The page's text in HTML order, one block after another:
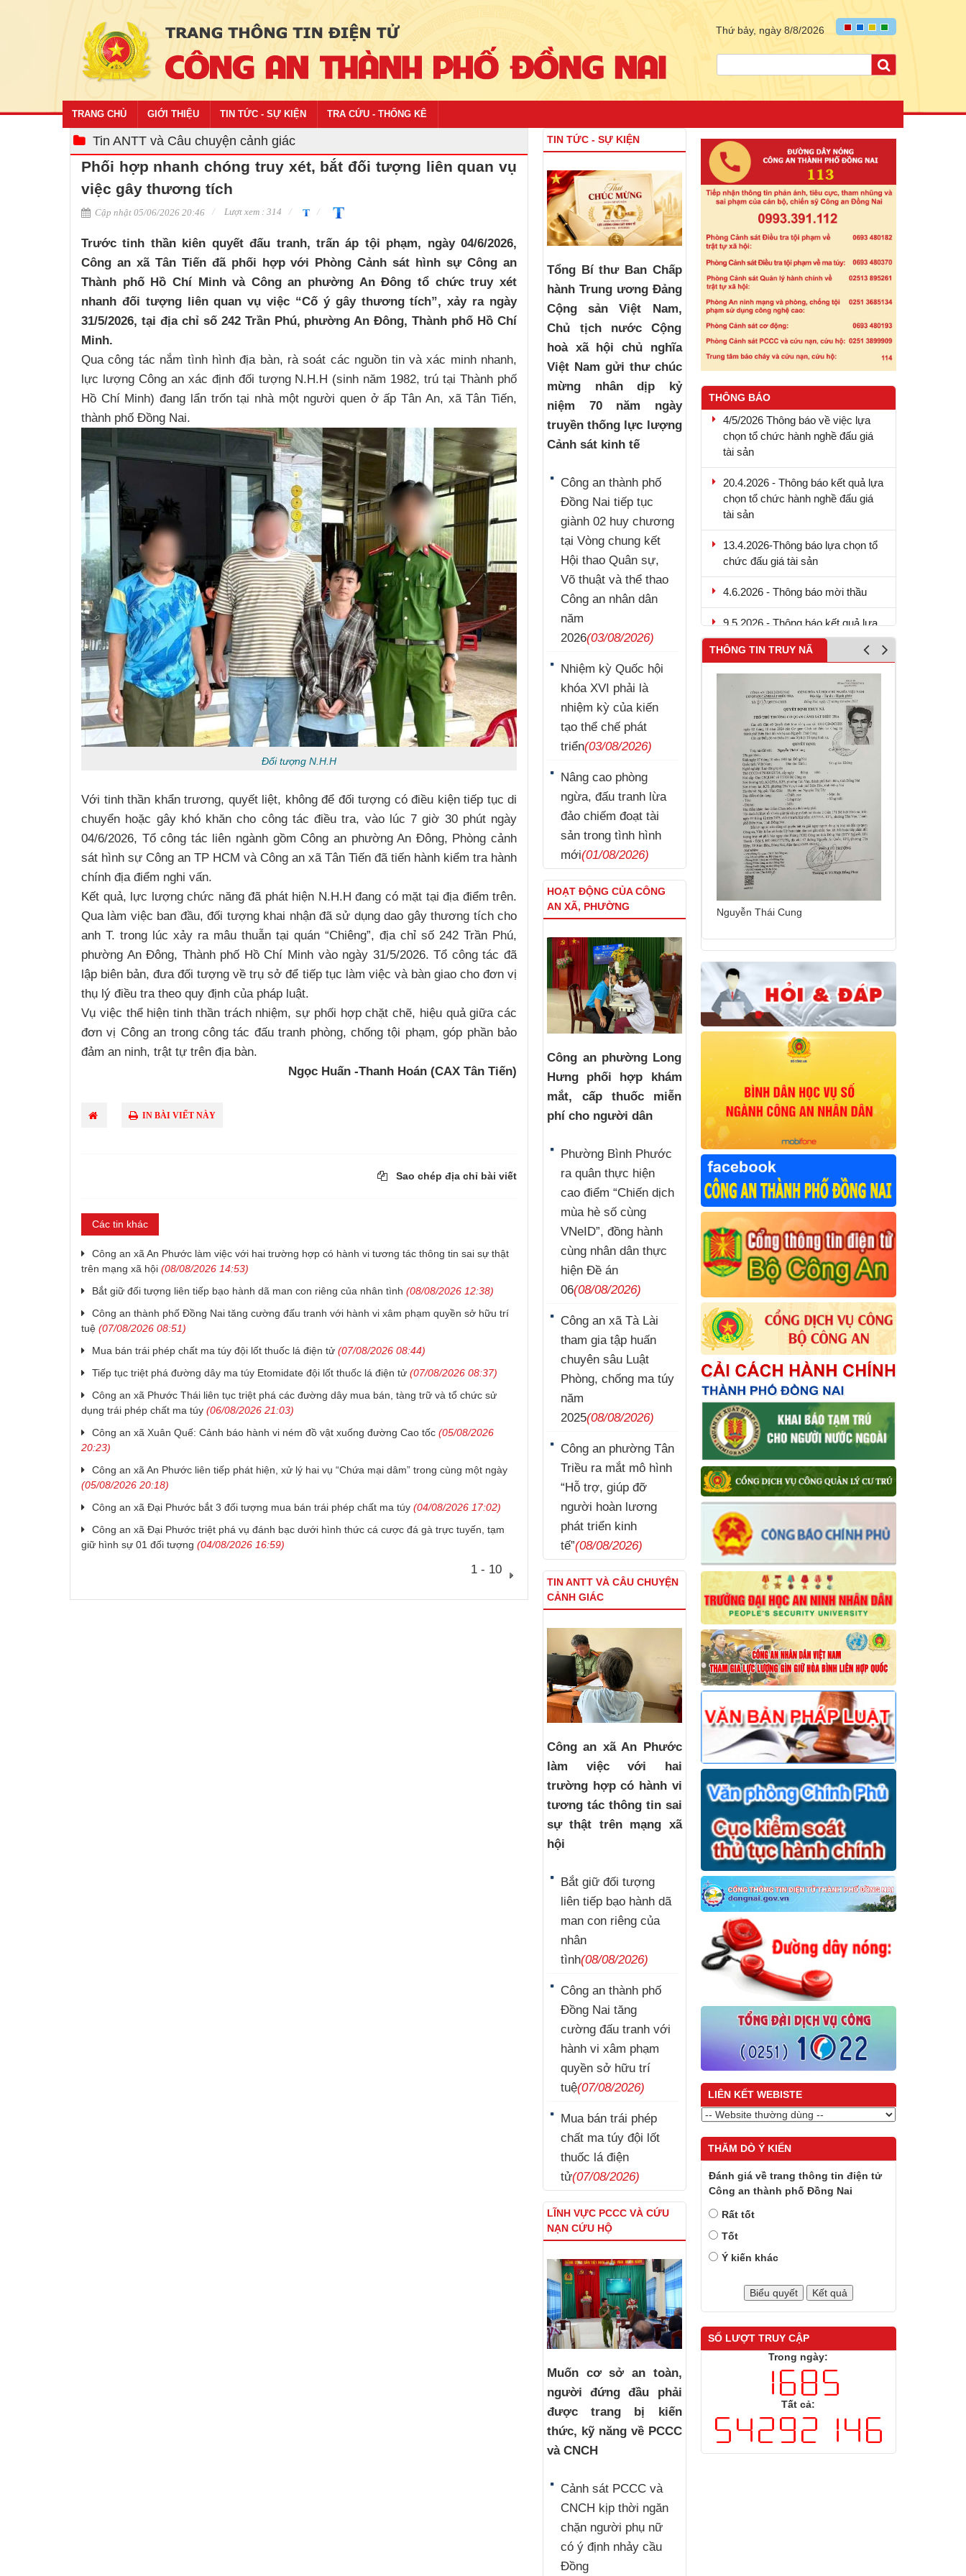
Thứ bảy, ngày 8/8/2026
TRANG CHỦ GIỚI THIỆU TIN TỨC - SỰ KIỆN TRA CỨU - THỐNG KÊ
Tin ANTT và Câu chuyện cảnh giác
Phối hợp nhanh chóng truy xét, bắt đối tượng liên quan vụ
việc gây thương tích
Cập nhật 05/06/2026 20:46 Lượt xem : 314
Trước tinh thần kiên quyết đấu tranh, trấn áp tội phạm, ngày 04/6/2026,
Công an xã Tân Tiến đã phối hợp với Phòng Cảnh sát hình sự Công an
Thành phố Hồ Chí Minh và Công an phường An Đông tổ chức truy xét
nhanh đối tượng liên quan vụ việc “Cố ý gây thương tích”, xảy ra ngày
31/5/2026, tại địa chỉ số 242 Trần Phú, phường An Đông, Thành phố Hồ Chí
Minh.
Qua công tác nắm tình hình địa bàn, rà soát các nguồn tin và xác minh nhanh,
lực lượng Công an xác định đối tượng N.H.H (sinh năm 1982, trú tại Thành phố
Hồ Chí Minh) đang lẩn trốn tại nhà một người quen ở ấp Tân An, xã Tân Tiến,
thành phố Đồng Nai.
Đối tượng N.H.H
Với tinh thần khẩn trương, quyết liệt, không để đối tượng có điều kiện tiếp tục di
chuyển hoặc gây khó khăn cho công tác điều tra, vào lúc 7 giờ 30 phút ngày
04/6/2026, Tổ công tác liên ngành gồm Công an phường An Đông, Phòng cảnh
sát hình sự Công an TP HCM và Công an xã Tân Tiến đã tiến hành kiểm tra hành
chính địa điểm nghi vấn.
Kết quả, lực lượng chức năng đã phát hiện N.H.H đang có mặt tại địa điểm trên.
Qua làm việc ban đầu, đối tượng khai nhận đã sử dụng dao gây thương tích cho
anh T. trong lúc xảy ra mâu thuẫn tại quán “Chiêng”, địa chỉ số 242 Trần Phú,
phường An Đông, Thành phố Hồ Chí Minh vào ngày 31/5/2026. Tổ công tác đã
lập biên bản, đưa đối tượng về trụ sở để tiếp tục làm việc và bàn giao cho đơn vị
thụ lý điều tra theo quy định của pháp luật.
Vụ việc thể hiện tinh thần trách nhiệm, sự phối hợp chặt chẽ, hiệu quả giữa các
đơn vị Công an trong công tác đấu tranh phòng, chống tội phạm, góp phần bảo
đảm an ninh, trật tự trên địa bàn.
Ngọc Huấn -Thanh Hoán (CAX Tân Tiến)
IN BÀI VIẾT NÀY
Sao chép địa chỉ bài viết
Các tin khác
Công an xã An Phước làm việc với hai trường hợp có hành vi tương tác thông tin sai sự thật
trên mạng xã hội (08/08/2026 14:53)
Bắt giữ đối tượng liên tiếp bạo hành dã man con riêng của nhân tình (08/08/2026 12:38)
Công an thành phố Đồng Nai tăng cường đấu tranh với hành vi xâm phạm quyền sở hữu trí
tuệ (07/08/2026 08:51)
Mua bán trái phép chất ma túy đội lốt thuốc lá điện tử (07/08/2026 08:44)
Tiếp tục triệt phá đường dây ma túy Etomidate đội lốt thuốc lá điện tử (07/08/2026 08:37)
Công an xã Phước Thái liên tục triệt phá các đường dây mua bán, tàng trữ và tổ chức sử
dụng trái phép chất ma túy (06/08/2026 21:03)
Công an xã Xuân Quế: Cảnh báo hành vi ném đồ vật xuống đường Cao tốc (05/08/2026
20:23)
Công an xã An Phước liên tiếp phát hiện, xử lý hai vụ “Chứa mại dâm” trong cùng một ngày
(05/08/2026 20:18)
Công an xã Đại Phước bắt 3 đối tượng mua bán trái phép chất ma túy (04/08/2026 17:02)
Công an xã Đại Phước triệt phá vụ đánh bạc dưới hình thức cá cược đá gà trực tuyến, tạm
giữ hình sự 01 đối tượng (04/08/2026 16:59)
1 - 10
TIN TỨC - SỰ KIỆN
Tổng Bí thư Ban Chấp
hành Trung ương Đảng
Cộng sản Việt Nam,
Chủ tịch nước Cộng
hoà xã hội chủ nghĩa
Việt Nam gửi thư chúc
mừng nhân dịp kỷ
niệm 70 năm ngày
truyền thống lực lượng
Cảnh sát kinh tế
Công an thành phố
Đồng Nai tiếp tục
giành 02 huy chương
tại Vòng chung kết
Hội thao Quân sự,
Võ thuật và thể thao
Công an nhân dân
năm
2026(03/08/2026)
Nhiệm kỳ Quốc hội
khóa XVI phải là
nhiệm kỳ của kiến
tạo thể chế phát
triển(03/08/2026)
Nâng cao phòng
ngừa, đấu tranh lừa
đảo chiếm đoạt tài
sản trong tình hình
mới(01/08/2026)
HOẠT ĐỘNG CỦA CÔNG
AN XÃ, PHƯỜNG
Công an phường Long
Hưng phối hợp khám
mắt, cấp thuốc miễn
phí cho người dân
Phường Bình Phước
ra quân thực hiện
cao điểm “Chiến dịch
mùa hè số cùng
VNeID”, đồng hành
cùng nhân dân thực
hiện Đề án
06(08/08/2026)
Công an xã Tà Lài
tham gia tập huấn
chuyên sâu Luật
Phòng, chống ma túy
năm
2025(08/08/2026)
Công an phường Tân
Triều ra mắt mô hình
“Hỗ trợ, giúp đỡ
người hoàn lương
phát triển kinh
tế”(08/08/2026)
TIN ANTT VÀ CÂU CHUYỆN
CẢNH GIÁC
Công an xã An Phước
làm việc với hai
trường hợp có hành vi
tương tác thông tin sai
sự thật trên mạng xã
hội
Bắt giữ đối tượng
liên tiếp bạo hành dã
man con riêng của
nhân
tình(08/08/2026)
Công an thành phố
Đồng Nai tăng
cường đấu tranh với
hành vi xâm phạm
quyền sở hữu trí
tuệ(07/08/2026)
Mua bán trái phép
chất ma túy đội lốt
thuốc lá điện
tử(07/08/2026)
LĨNH VỰC PCCC VÀ CỨU
NẠN CỨU HỘ
Muốn cơ sở an toàn,
người đứng đầu phải
được trang bị kiến
thức, kỹ năng về PCCC
và CNCH
Cảnh sát PCCC và
CNCH kịp thời ngăn
chặn người phụ nữ
có ý định nhảy cầu
Đồng
THÔNG BÁO
4/5/2026 Thông báo về việc lựa
chọn tổ chức hành nghề đấu giá
tài sản
20.4.2026 - Thông báo kết quả lựa
chọn tổ chức hành nghề đấu giá
tài sản
13.4.2026-Thông báo lựa chọn tổ
chức đấu giá tài sản
4.6.2026 - Thông báo mời thầu
9.5.2026 - Thông báo kết quả lựa
chọn tổ chức hành nghề đấu giá
tài sản
THÔNG TIN TRUY NÃ
Nguyễn Sinh Dưỡng
Kim Tuấn
Trương Minh Tuấn Nguyễn Thái Cung
LIÊN KẾT WEBISTE
THĂM DÒ Ý KIẾN
Đánh giá về trang thông tin điện tử
Công an thành phố Đồng Nai
Rất tốt
Tốt
Ý kiến khác
SỐ LƯỢT TRUY CẬP
Trong ngày:
Tất cả: